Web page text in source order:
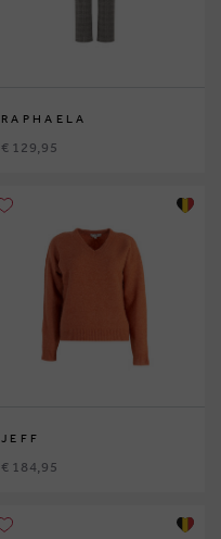
RAPHAELA
€ 129,95
JEFF
€ 184,95